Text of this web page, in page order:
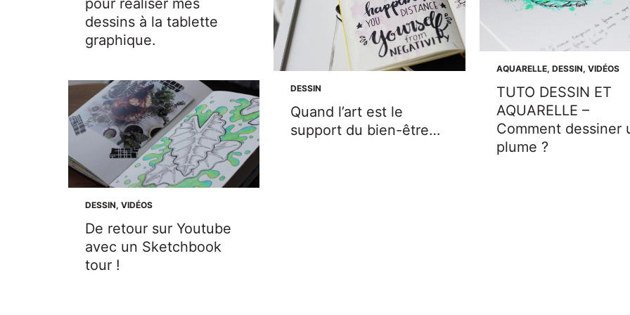
pour réaliser mes
dessins à la tablette
graphique.
DESSIN, VIDÉOS
De retour sur Youtube
avec un Sketchbook
tour !
DESSIN
Quand l’art est le
support du bien-être…
AQUARELLE, DESSIN, VIDÉOS
TUTO DESSIN ET
AQUARELLE –
Comment dessiner
plume ?